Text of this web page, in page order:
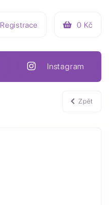
Registrace 0 Kč
Instagram
Zpět